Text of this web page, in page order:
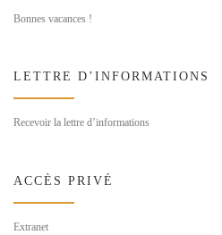
Bonnes vacances !
LETTRE D’INFORMATIONS
Recevoir la lettre d’informations
ACCÈS PRIVÉ
Extranet